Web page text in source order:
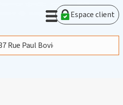
sur ce site, vous acceptez
de Google afin d'analyser le
Espace client